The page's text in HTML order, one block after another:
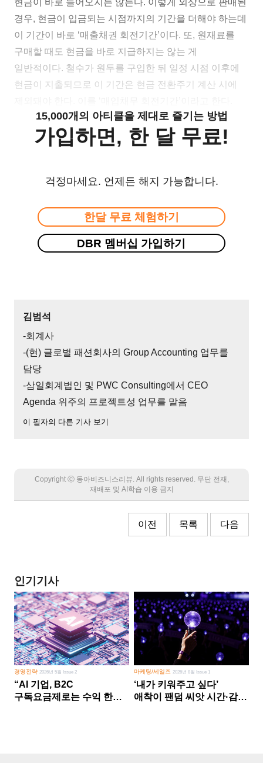
현금이 바로 들어오지는 않는다. 이렇게 외상으로 판매된
경우, 현금이 입금되는 시점까지의 기간을 더해야 하는데
이 기간이 바로 ‘매출채권 회전기간’이다. 또, 원재료를
구매할 때도 현금을 바로 지급하지는 않는 게
일반적이다. 철수가 원두를 구입한 뒤 일정 시점 이후에
현금이 지출되므로 이 기간은 현금 전환주기 계산 시에
15,000개의 아티클을 제대로 즐기는 방법
가입하면, 한 달 무료!
걱정마세요. 언제든 해지 가능합니다.
한달 무료 체험하기
DBR 멤버십 가입하기
김범석
-회계사
-(현) 글로벌 패션회사의 Group Accounting 업무를
담당
-삼일회계법인 및 PWC Consulting에서 CEO
Agenda 위주의 프로젝트성 업무를 맡음
이 필자의 다른 기사 보기
Copyright Ⓒ 동아비즈니스리뷰. All rights reserved. 무단 전재,
재배포 및 AI학습 이용 금지
이전 목록 다음
인기기사
경영전략2026년 5월 Issue 2
“AI 기업, B2C
구독요금제로는 수익 한계
마케팅/세일즈 2026년 8월 Issue 1
‘내가 키워주고 싶다’
애착이 팬덤 씨앗 시간·감정